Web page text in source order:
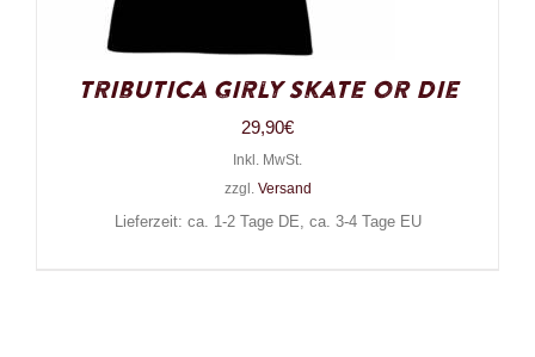
Tributica Girly Skate or Die
29,90€
Inkl. MwSt.
zzgl. Versand
Lieferzeit: ca. 1-2 Tage DE, ca. 3-4 Tage EU